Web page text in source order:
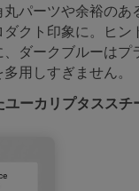
パーツや余裕のあ
クト印象に。ヒン
ダークブルーはプ
用しすぎません。
ーカリプタススチ